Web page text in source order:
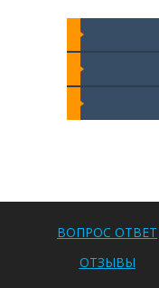
ВОПРОС ОТВЕТ
ОТЗЫВЫ